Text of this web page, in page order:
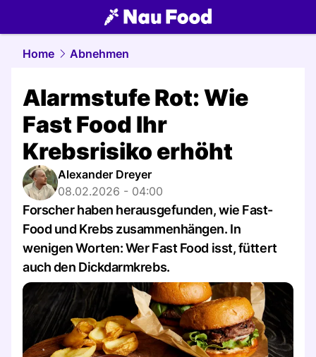
food.NAU.ch
Home Abnehmen
Alarmstufe Rot: Wie
Fast Food Ihr
Krebsrisiko erhöht
Alexander Dreyer
08.02.2026 - 04:00
Forscher haben herausgefunden, wie Fast-
Food und Krebs zusammenhängen. In
wenigen Worten: Wer Fast Food isst, füttert
auch den Dickdarmkrebs.